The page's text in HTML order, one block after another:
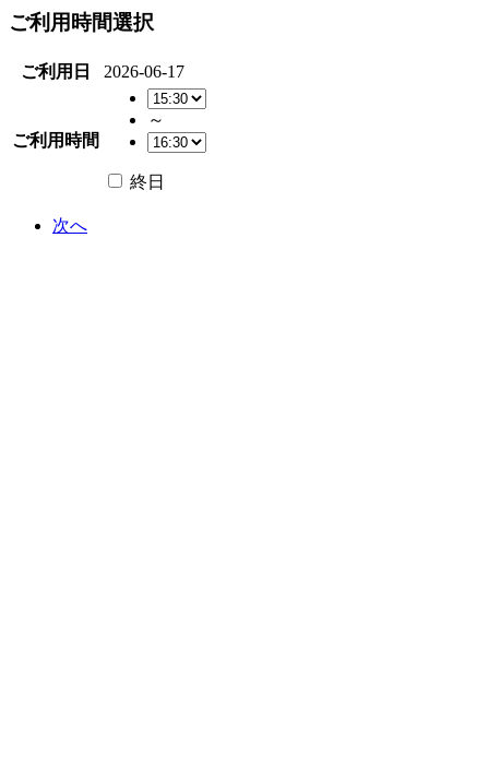
ご利用時間選択
ご利用日 2026-06-17
ご利用時間
～
終日
次へ